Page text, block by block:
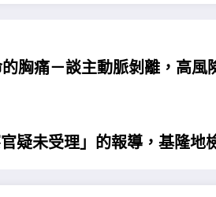
胸痛－談主動脈剝離，高風
疑未受理」的報導，基隆地